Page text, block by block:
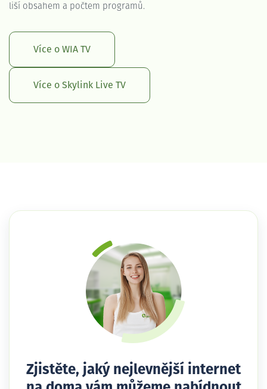
liší obsahem a počtem programů.
Více o WIA TV
Více o Skylink Live TV
Zjistěte, jaký nejlevnější internet